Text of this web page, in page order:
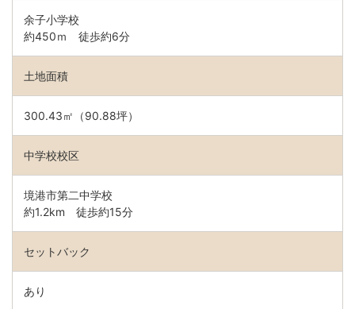
余子小学校
約450ｍ 徒歩約6分
土地面積
300.43㎡（90.88坪）
中学校校区
境港市第二中学校
約1.2km 徒歩約15分
セットバック
あり